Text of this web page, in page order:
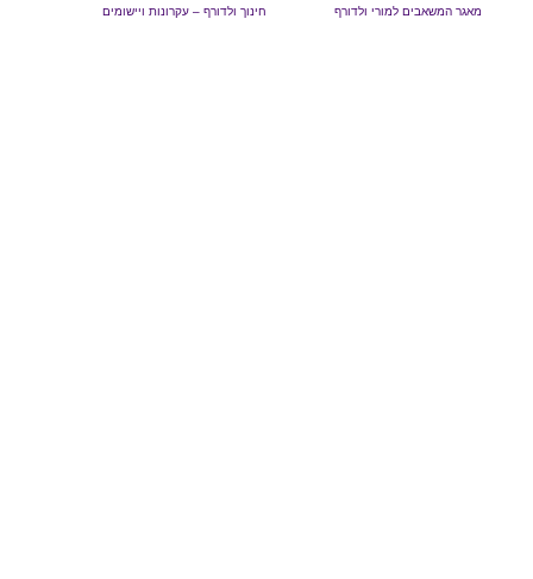
חינוך ולדורף – עקרונות ויישומים מאגר המשאבים למורי ולדורף